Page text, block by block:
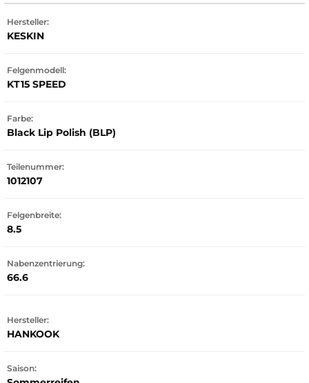
Hersteller:
KESKIN
Felgenmodell:
KT15 SPEED
Farbe:
Black Lip Polish (BLP)
Teilenummer:
1012107
Felgenbreite:
8.5
Nabenzentrierung:
66.6
Hersteller:
HANKOOK
Saison: